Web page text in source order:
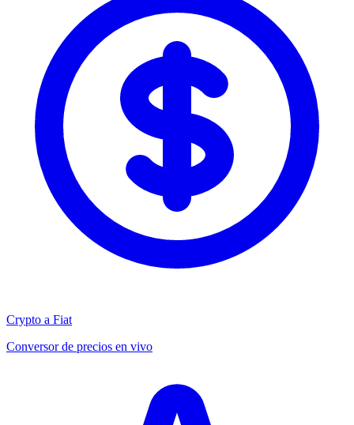
Crypto a Fiat
Conversor de precios en vivo